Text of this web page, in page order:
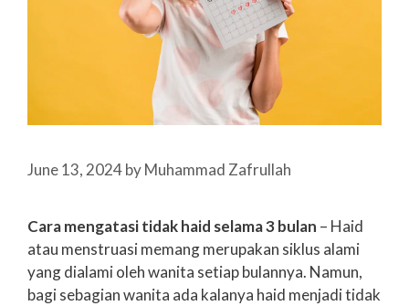
June 13, 2024byMuhammad Zafrullah
Cara mengatasi tidak haid selama 3 bulan – Haid
atau menstruasi memang merupakan siklus alami
yang dialami oleh wanita setiap bulannya. Namun,
bagi sebagian wanita ada kalanya haid menjadi tidak